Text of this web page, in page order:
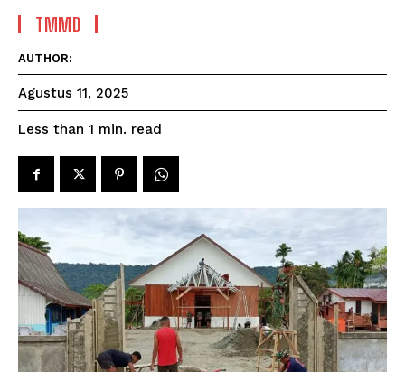
TMMD
AUTHOR:
Agustus 11, 2025
Less than 1 min. read